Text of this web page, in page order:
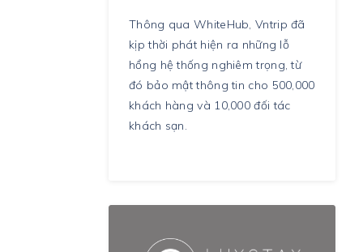
Thông qua WhiteHub, Vntrip đã
kịp thời phát hiện ra những lỗ
hổng hệ thống nghiêm trọng, từ
đó bảo mật thông tin cho 500,000
khách hàng và 10,000 đối tác
khách sạn.